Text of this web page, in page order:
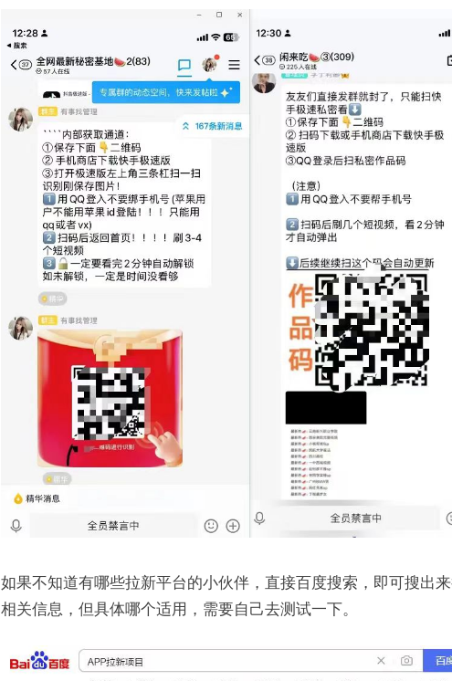
如果不知道有哪些拉新平台的小伙伴，直接百度搜索，即可搜出
相关信息，但具体哪个适用，需要自己去测试一下。